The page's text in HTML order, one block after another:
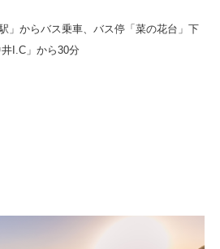
」からバス乗車、バス停「菜の花台」下
I.C」から30分